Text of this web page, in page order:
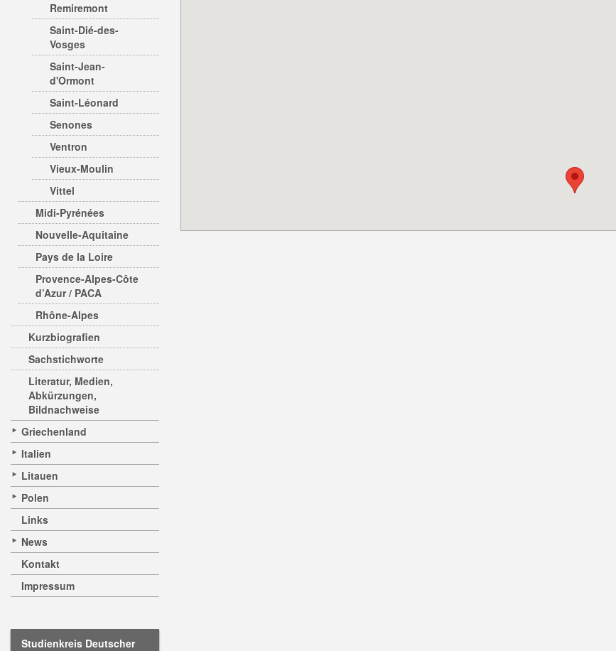
Remiremont
Saint-Dié-des-
Vosges
Saint-Jean-
d'Ormont
Saint-Léonard
Senones
Ventron
Vieux-Moulin
Vittel
Midi-Pyrénées
Nouvelle-Aquitaine
Pays de la Loire
Provence-Alpes-Côte
d’Azur / PACA
Rhône-Alpes
Kurzbiografien
Sachstichworte
Literatur, Medien,
Abkürzungen,
Bildnachweise
Griechenland
Italien
Litauen
Polen
Links
News
Kontakt
Impressum
Studienkreis Deutscher